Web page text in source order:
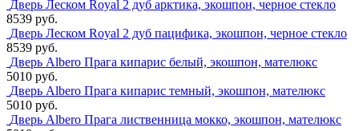
Дверь Леском Royal 2 дуб арктика, экошпон, черное стекло
8539 руб.
Дверь Леском Royal 2 дуб пацифика, экошпон, черное стекло
8539 руб.
Дверь Albero Прага кипарис белый, экошпон, мателюкс
5010 руб.
Дверь Albero Прага кипарис темный, экошпон, мателюкс
5010 руб.
Дверь Albero Прага лиственница мокко, экошпон, мателюкс